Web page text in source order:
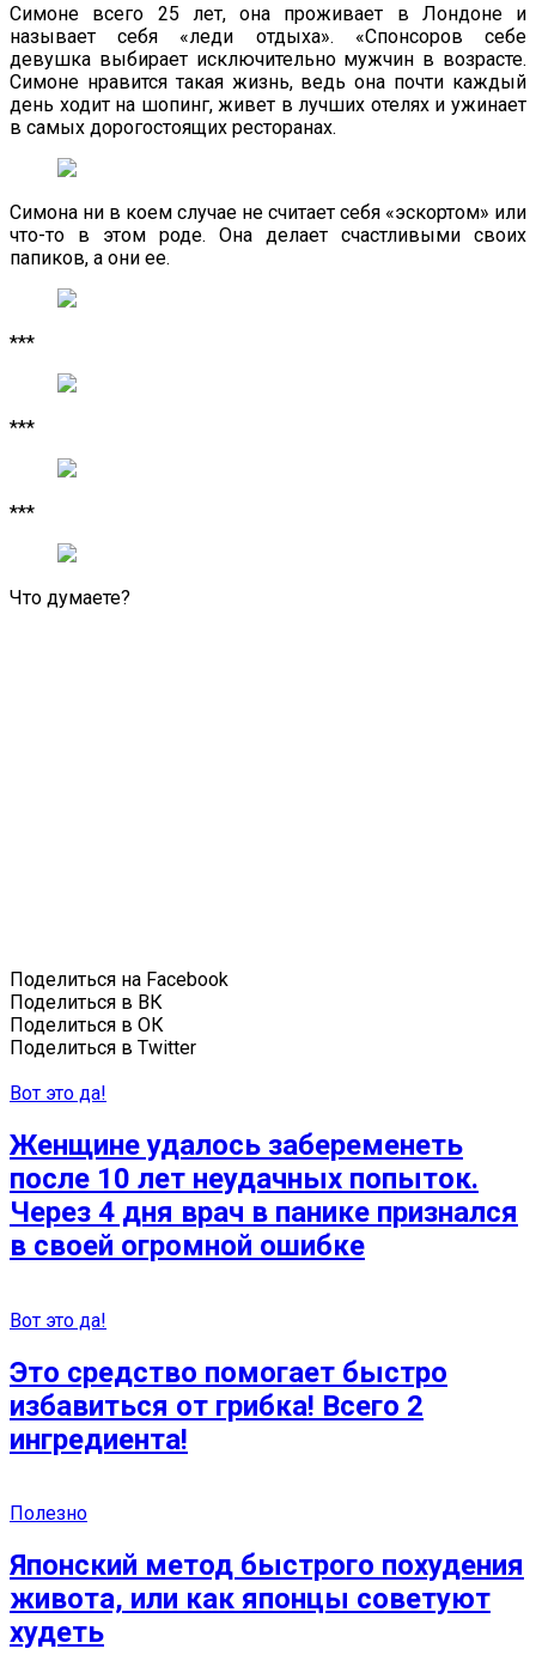
Симоне всего 25 лет, она проживает в Лондоне и
называет себя «леди отдыха». «Спонсоров себе
девушка выбирает исключительно мужчин в возрасте.
Симоне нравится такая жизнь, ведь она почти каждый
день ходит на шопинг, живет в лучших отелях и ужинает
в самых дорогостоящих ресторанах.
Симона ни в коем случае не считает себя «эскортом» или
что-то в этом роде. Она делает счастливыми своих
папиков, а они ее.
***
***
***
Что думаете?
Поделиться на Facebook
Поделиться в ВК
Поделиться в ОК
Поделиться в Twitter
Вот это да!
Женщине удалось забеременеть
после 10 лет неудачных попыток.
Через 4 дня врач в панике признался
в своей огромной ошибке
Вот это да!
Это средство помогает быстро
избавиться от грибка! Всего 2
ингредиента!
Полезно
Японский метод быстрого похудения
живота, или как японцы советуют
худеть